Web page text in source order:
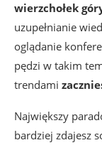
wierzchołek
uzupełnianie
oglądanie
pędzi w takim
trendami
Największy
bardziej zdajesz